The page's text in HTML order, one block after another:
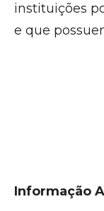
instituições
e que
Informação